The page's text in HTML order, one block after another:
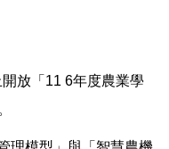
放「11 6年度農業學